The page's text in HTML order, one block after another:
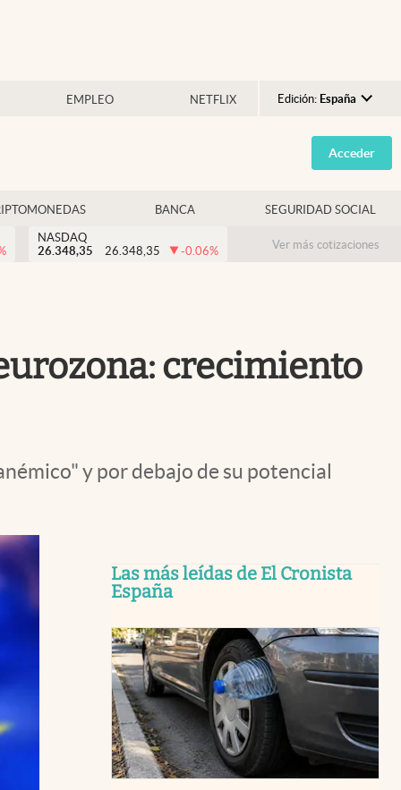
EMPLEO NETFLIX Edición: España
Argentina
España
USA
Colombia
Acceder
BANCA SEGURIDAD SOCIAL
NASDAQ
26.348,35
26.348,35 -0.06% Ver más cotizaciones
crecimiento
y por debajo de su potencial
Las más leídas de El Cronista
España